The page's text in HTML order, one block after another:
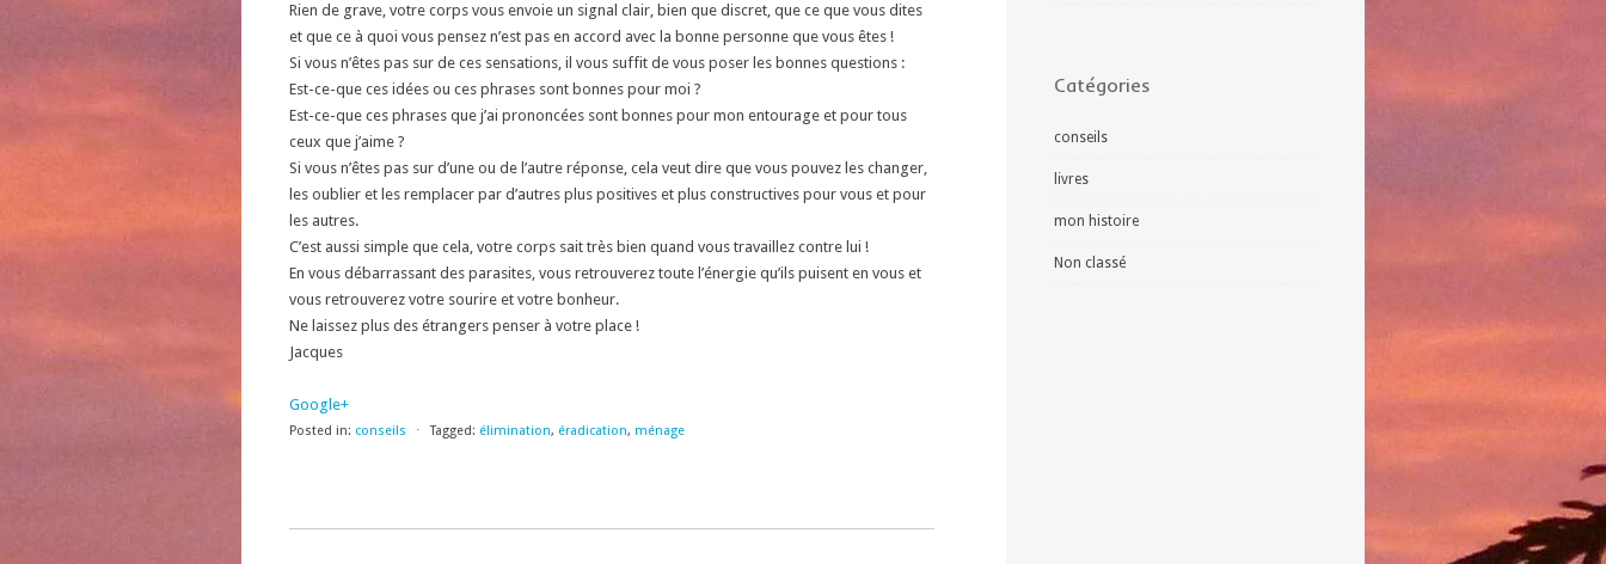
Rien de grave, votre corps vous envoie un signal clair, bien que discret, que ce que vous dites
et que ce à quoi vous pensez n’est pas en accord avec la bonne personne que vous êtes !
Si vous n’êtes pas sur de ces sensations, il vous suffit de vous poser les bonnes questions :
Est-ce-que ces idées ou ces phrases sont bonnes pour moi ?
Est-ce-que ces phrases que j’ai prononcées sont bonnes pour mon entourage et pour tous
ceux que j’aime ?
Si vous n’êtes pas sur d’une ou de l’autre réponse, cela veut dire que vous pouvez les changer,
les oublier et les remplacer par d’autres plus positives et plus constructives pour vous et pour
les autres.
C’est aussi simple que cela, votre corps sait très bien quand vous travaillez contre lui !
En vous débarrassant des parasites, vous retrouverez toute l’énergie qu’ils puisent en vous et
vous retrouverez votre sourire et votre bonheur.
Ne laissez plus des étrangers penser à votre place !
Jacques
Google+
Posted in: conseils ⋅ Tagged: élimination, éradication, ménage
Catégories
conseils
livres
mon histoire
Non classé